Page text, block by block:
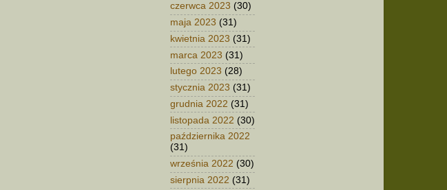
czerwca 2023 (30)
maja 2023 (31)
kwietnia 2023 (31)
marca 2023 (31)
lutego 2023 (28)
stycznia 2023 (31)
grudnia 2022 (31)
listopada 2022 (30)
października 2022
(31)
września 2022 (30)
sierpnia 2022 (31)